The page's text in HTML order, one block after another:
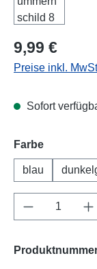
Regulärer Preis:
9,99 €
Preise inkl.
Sofort
Farbe
blau
Produkt